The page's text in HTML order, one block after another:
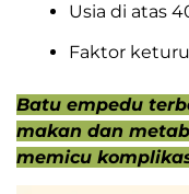
Usia di atas
Faktor
Batu empedu
makan dan
memicu